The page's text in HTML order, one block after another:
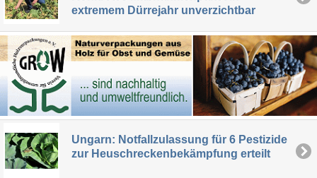
extremem Dürrejahr unverzichtbar
Ungarn: Notfallzulassung für 6 Pestizide
zur Heuschreckenbekämpfung erteilt